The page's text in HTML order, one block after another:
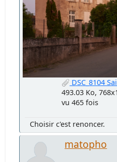
DSC_8104
493.03 Ko,
vu 465 fois
Choisir c'est renoncer.
matopho